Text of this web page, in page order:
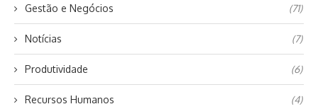
Gestão e Negócios (71)
Notícias (7)
Produtividade (6)
Recursos Humanos (4)